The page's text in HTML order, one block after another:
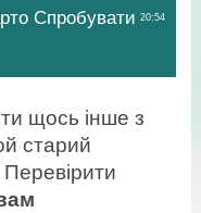
20:54
Спробувати
щось інше з
старий